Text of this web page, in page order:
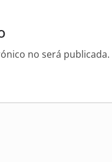
no será publicada.